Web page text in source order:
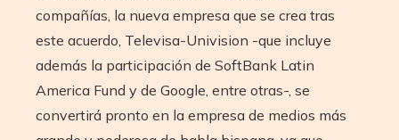
compañías, la nueva empresa que se crea tras
este acuerdo, Televisa-Univision -que incluye
además la participación de SoftBank Latin
America Fund y de Google, entre otras-, se
convertirá pronto en la empresa de medios más